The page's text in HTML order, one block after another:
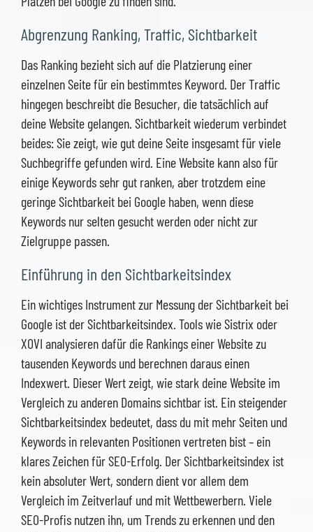
Abgrenzung Ranking, Traffic, Sichtbarkeit
Das Ranking bezieht sich auf die Platzierung einer
einzelnen Seite für ein bestimmtes Keyword. Der Traffic
hingegen beschreibt die Besucher, die tatsächlich auf
deine Website gelangen. Sichtbarkeit wiederum verbindet
beides: Sie zeigt, wie gut deine Seite insgesamt für viele
Suchbegriffe gefunden wird. Eine Website kann also für
einige Keywords sehr gut ranken, aber trotzdem eine
geringe Sichtbarkeit bei Google haben, wenn diese
Keywords nur selten gesucht werden oder nicht zur
Zielgruppe passen.
Einführung in den Sichtbarkeitsindex
Ein wichtiges Instrument zur Messung der Sichtbarkeit bei
Google ist der Sichtbarkeitsindex. Tools wie Sistrix oder
XOVI analysieren dafür die Rankings einer Website zu
tausenden Keywords und berechnen daraus einen
Indexwert. Dieser Wert zeigt, wie stark deine Website im
Vergleich zu anderen Domains sichtbar ist. Ein steigender
Sichtbarkeitsindex bedeutet, dass du mit mehr Seiten und
Keywords in relevanten Positionen vertreten bist – ein
klares Zeichen für SEO-Erfolg. Der Sichtbarkeitsindex ist
kein absoluter Wert, sondern dient vor allem dem
Vergleich im Zeitverlauf und mit Wettbewerbern. Viele
SEO-Profis nutzen ihn, um Trends zu erkennen und den